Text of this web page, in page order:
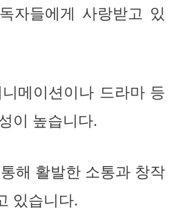
자들에게 사랑받고 있
메이션이나 드라마 등
이 높습니다.
해 활발한 소통과 창작
있습니다.